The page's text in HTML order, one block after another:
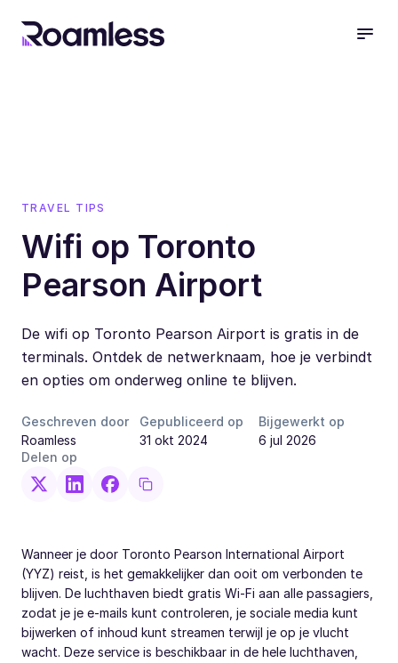
TRAVEL TIPS
Wifi op Toronto
Pearson Airport
De wifi op Toronto Pearson Airport is gratis in de
terminals. Ontdek de netwerknaam, hoe je verbindt
en opties om onderweg online te blijven.
Geschreven door
Roamless
Gepubliceerd op
31 okt 2024
Bijgewerkt op
6 jul 2026
Delen op
Wanneer je door Toronto Pearson International Airport
(YYZ) reist, is het gemakkelijker dan ooit om verbonden te
blijven. De luchthaven biedt gratis Wi-Fi aan alle passagiers,
zodat je je e-mails kunt controleren, je sociale media kunt
bijwerken of inhoud kunt streamen terwijl je op je vlucht
wacht. Deze service is beschikbaar in de hele luchthaven,